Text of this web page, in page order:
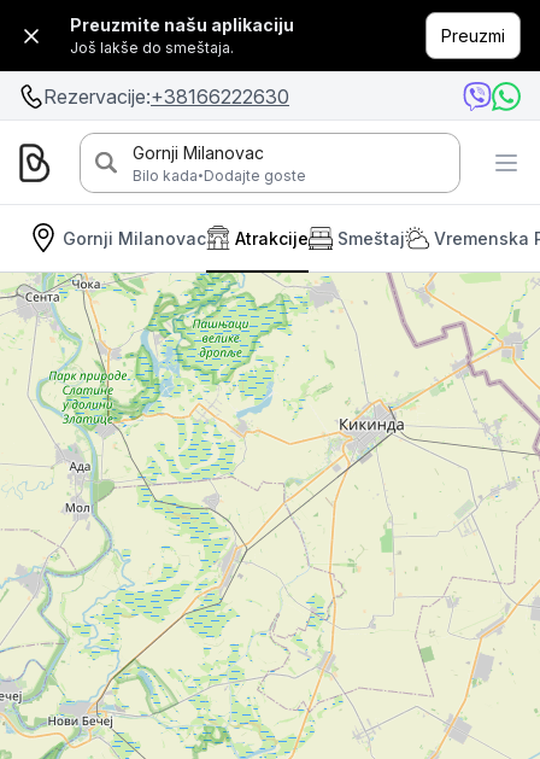
Preuzmite našu aplikaciju
Još lakše do smeštaja.
Preuzmi
Rezervacije:+38166222630
Gornji Milanovac
Bilo kada·Dodajte goste
Gornji Milanovac Smeštaj
Atrakcije Vremenska